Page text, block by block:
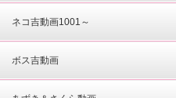
ネコ吉動画1001～
ボス吉動画